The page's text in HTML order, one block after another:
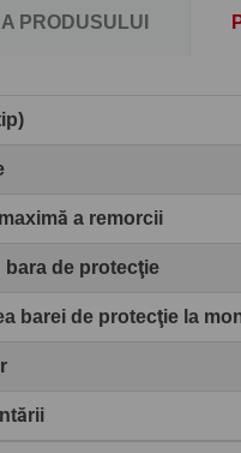
PRODUSULUI
a remorcii
bara de protecţie
barei de protecţie la